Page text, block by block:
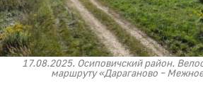
17.08.2025. Осиповичский район.
маршруту «Дараганово –